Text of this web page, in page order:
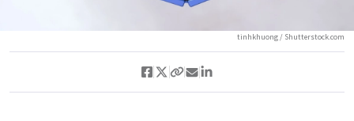
tinhkhuong / Shutterstock.com